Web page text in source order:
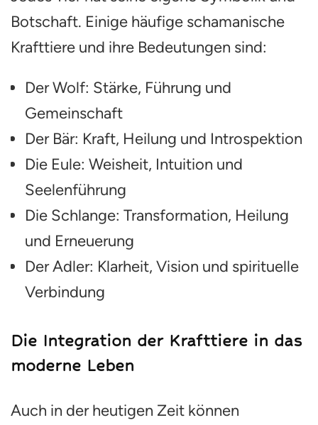
Botschaft. Einige häufige schamanische
Krafttiere und ihre Bedeutungen sind:
Der Wolf: Stärke, Führung und
Gemeinschaft
Der Bär: Kraft, Heilung und Introspektion
Die Eule: Weisheit, Intuition und
Seelenführung
Die Schlange: Transformation, Heilung
und Erneuerung
Der Adler: Klarheit, Vision und spirituelle
Verbindung
Die Integration der Krafttiere in das
moderne Leben
Auch in der heutigen Zeit können